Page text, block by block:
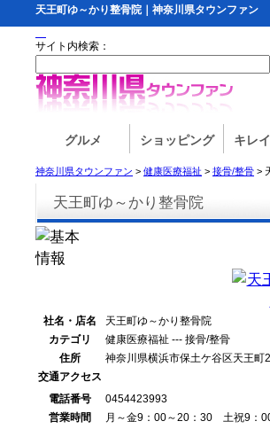
天王町ゆ～かり整骨院｜神奈川県タウンファン
サイト内検索：
グルメ ショッピング キレ
神奈川県タウンファン > 健康医療福祉 > 接骨/整骨 >
天王町ゆ～かり整骨院
社名・店名
天王町ゆ～かり整骨院
カテゴリ
健康医療福祉 --- 接骨/整骨
住所
神奈川県横浜市保土ケ谷区天王町
交通アクセス
電話番号
0454423993
営業時間
月～金9：00～20：30 土祝9：